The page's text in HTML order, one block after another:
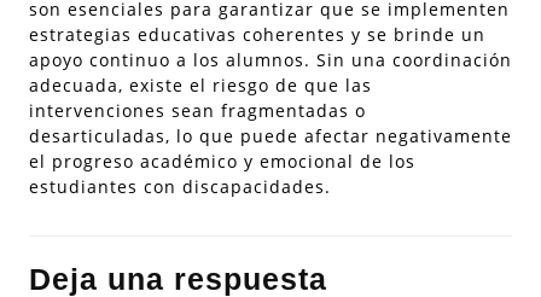
son esenciales para garantizar que se implementen
estrategias educativas coherentes y se brinde un
apoyo continuo a los alumnos. Sin una coordinación
adecuada, existe el riesgo de que las
intervenciones sean fragmentadas o
desarticuladas, lo que puede afectar negativamente
el progreso académico y emocional de los
estudiantes con discapacidades.
Deja una respuesta